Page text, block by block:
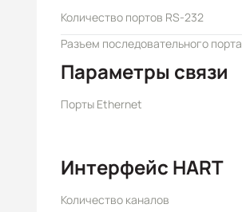
Количество портов RS-232
Разъем последовательного порта
Параметры связи
Порты Ethernet
Интерфейс HART
Количество каналов